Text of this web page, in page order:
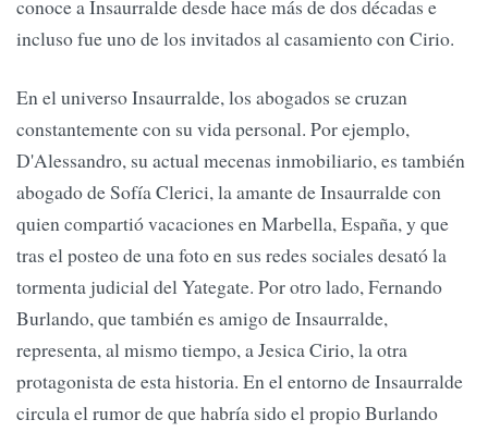
conoce a Insaurralde desde hace más de dos décadas e
incluso fue uno de los invitados al casamiento con Cirio.
En el universo Insaurralde, los abogados se cruzan
constantemente con su vida personal. Por ejemplo,
D'Alessandro, su actual mecenas inmobiliario, es también
abogado de Sofía Clerici, la amante de Insaurralde con
quien compartió vacaciones en Marbella, España, y que
tras el posteo de una foto en sus redes sociales desató la
tormenta judicial del Yategate. Por otro lado, Fernando
Burlando, que también es amigo de Insaurralde,
representa, al mismo tiempo, a Jesica Cirio, la otra
protagonista de esta historia. En el entorno de Insaurralde
circula el rumor de que habría sido el propio Burlando